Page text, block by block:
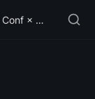
Доклады Mail Conf × Dribbble Meetup 2019 (часть 1)